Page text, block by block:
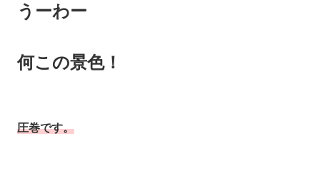
うーわー
何この景色！
圧巻です。